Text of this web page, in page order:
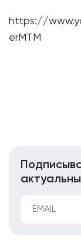
https://
erMTM